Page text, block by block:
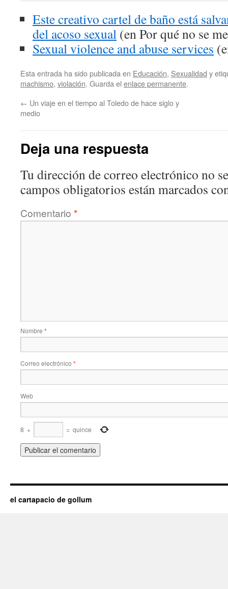
Este creativo cartel de baño está
del acoso sexual (en Por qué no se
Sexual violence and abuse services
Esta entrada ha sido publicada en Educación, Sexualidad y
machismo, violación. Guarda el enlace permanente.
← Un viaje en el tiempo al Toledo de hace siglo y
medio
Deja una respuesta
Tu dirección de correo electrónico no
campos obligatorios están marcados
Comentario *
Nombre *
Correo electrónico *
Web
8 + = quince
el cartapacio de gollum